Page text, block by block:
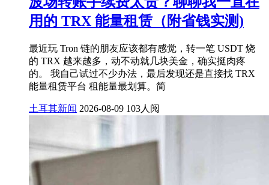
用的 TRX 能量租赁（附省钱实测)
最近玩 Tron 链的朋友应该都有感觉，转一笔 USDT 烧
的 TRX 越来越多，动不动就几块美金，确实挺肉疼
的。 我自己试过不少办法，最后发现还是直接找 TRX
能量租赁平台 租能量最划算。简
土耳其新闻 2026-08-09 103人阅